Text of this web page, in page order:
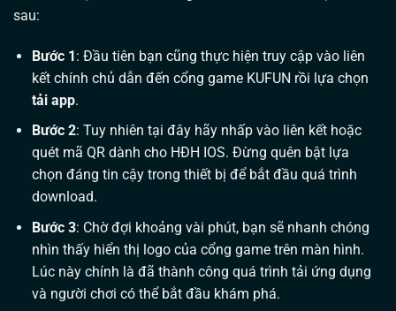
sau:
Bước 1: Đầu tiên bạn cũng thực hiện truy cập vào liên
kết chính chủ dẫn đến cổng game KUFUN rồi lựa chọn
tải app.
Bước 2: Tuy nhiên tại đây hãy nhấp vào liên kết hoặc
quét mã QR dành cho HĐH IOS. Đừng quên bật lựa
chọn đáng tin cậy trong thiết bị để bắt đầu quá trình
download.
Bước 3: Chờ đợi khoảng vài phút, bạn sẽ nhanh chóng
nhìn thấy hiển thị logo của cổng game trên màn hình.
Lúc này chính là đã thành công quá trình tải ứng dụng
và người chơi có thể bắt đầu khám phá.